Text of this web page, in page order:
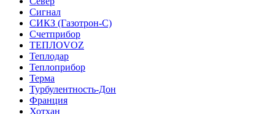
Сигнал
СИКЗ (Газотрон-С)
Счетприбор
ТЕПЛОVOZ
Теплодар
Теплоприбор
Терма
Турбулентность-Дон
Франция
Хотхан